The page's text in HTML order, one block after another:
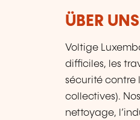
ÜBER UNS
Voltige
difficiles, les
sécurité contre
collectives).
nettoyage,